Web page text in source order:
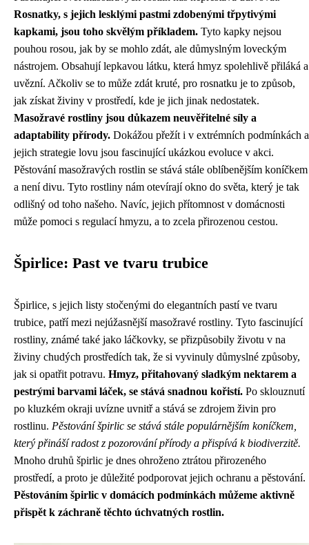
Rosnatky, s jejich lesklými pastmi zdobenými třpytivými
kapkami, jsou toho skvělým příkladem. Tyto kapky nejsou
pouhou rosou, jak by se mohlo zdát, ale důmyslným loveckým
nástrojem. Obsahují lepkavou látku, která hmyz spolehlivě přiláká a
uvězní. Ačkoliv se to může zdát kruté, pro rosnatku je to způsob,
jak získat živiny v prostředí, kde je jich jinak nedostatek.
Masožravé rostliny jsou důkazem neuvěřitelné síly a
adaptability přírody. Dokážou přežít i v extrémních podmínkách a
jejich strategie lovu jsou fascinující ukázkou evoluce v akci.
Pěstování masožravých rostlin se stává stále oblíbenějším koníčkem
a není divu. Tyto rostliny nám otevírají okno do světa, který je tak
odlišný od toho našeho. Navíc, jejich přítomnost v domácnosti
může pomoci s regulací hmyzu, a to zcela přirozenou cestou.
Špirlice: Past ve tvaru trubice
Špirlice, s jejich listy stočenými do elegantních pastí ve tvaru
trubice, patří mezi nejúžasnější masožravé rostliny. Tyto fascinující
rostliny, známé také jako láčkovky, se přizpůsobily životu v na
živiny chudých prostředích tak, že si vyvinuly důmyslné způsoby,
jak si opatřit potravu. Hmyz, přitahovaný sladkým nektarem a
pestrými barvami láček, se stává snadnou kořistí. Po sklouznutí
po kluzkém okraji uvízne uvnitř a stává se zdrojem živin pro
rostlinu. Pěstování špirlic se stává stále populárnějším koníčkem,
který přináší radost z pozorování přírody a přispívá k biodiverzitě.
Mnoho druhů špirlic je dnes ohroženo ztrátou přirozeného
prostředí, a proto je důležité podporovat jejich ochranu a pěstování.
Pěstováním špirlic v domácích podmínkách můžeme aktivně
přispět k záchraně těchto úchvatných rostlin.